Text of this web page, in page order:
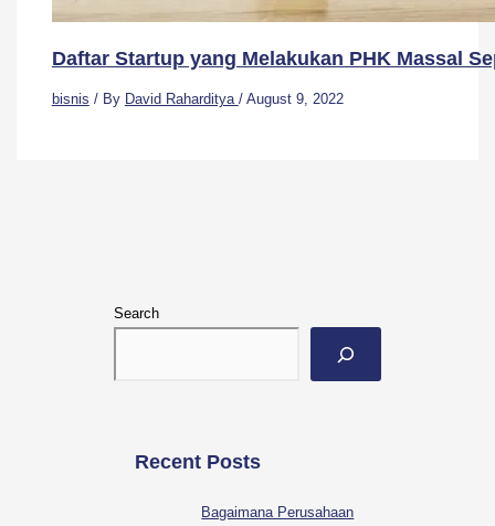
Daftar Startup yang Melakukan PHK Massal
bisnis / By David Raharditya / August 9, 2022
Search
Recent Posts
Bagaimana Perusahaan